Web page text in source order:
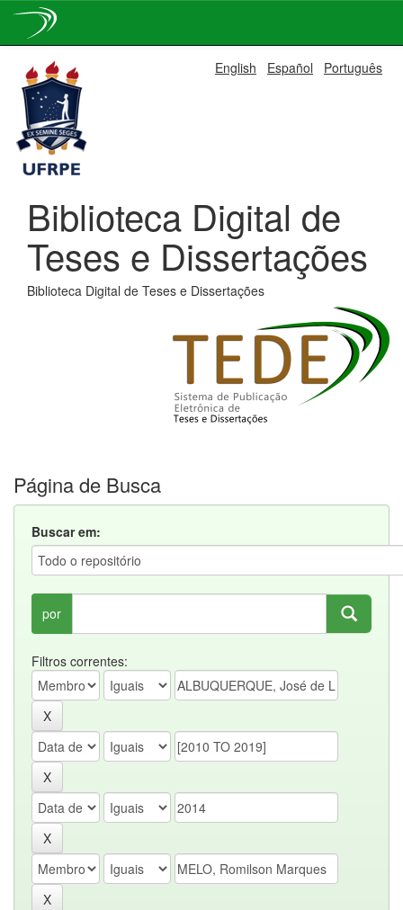
navigation
English Español Português
Biblioteca Digital de
Teses e Dissertações
Biblioteca Digital de Teses e Dissertações
Página de Busca
Buscar em:
por
Filtros correntes: